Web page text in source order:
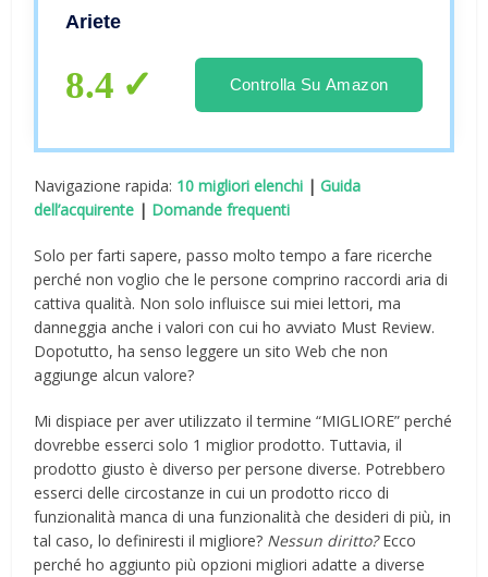
Ariete
8.4 Controlla Su Amazon
Navigazione rapida: 10 migliori elenchi |Guida
dell’acquirente | Domande frequenti
Solo per farti sapere, passo molto tempo a fare ricerche
perché non voglio che le persone comprino raccordi aria di
cattiva qualità. Non solo influisce sui miei lettori, ma
danneggia anche i valori con cui ho avviato Must Review.
Dopotutto, ha senso leggere un sito Web che non
aggiunge alcun valore?
Mi dispiace per aver utilizzato il termine “MIGLIORE” perché
dovrebbe esserci solo 1 miglior prodotto. Tuttavia, il
prodotto giusto è diverso per persone diverse. Potrebbero
esserci delle circostanze in cui un prodotto ricco di
funzionalità manca di una funzionalità che desideri di più, in
tal caso, lo definiresti il ​​migliore? Nessun diritto?Ecco
perché ho aggiunto più opzioni migliori adatte a diverse